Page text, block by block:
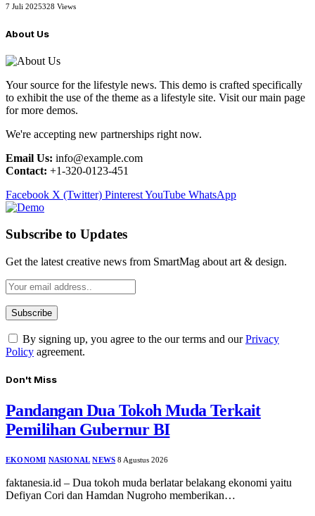
7 Juli 2025328 Views
About Us
Your source for the lifestyle news. This demo is crafted specifically
to exhibit the use of the theme as a lifestyle site. Visit our main page
for more demos.
We're accepting new partnerships right now.
Email Us: info@example.com
Contact: +1-320-0123-451
Facebook X (Twitter) PinterestYouTube WhatsApp
Subscribe to Updates
Get the latest creative news from SmartMag about art & design.
By signing up, you agree to the our terms and ourPrivacy
Policy agreement.
Don't Miss
Pandangan Dua Tokoh Muda Terkait
Pemilihan Gubernur BI
EKONOMI NASIONAL NEWS 8 Agustus 2026
faktanesia.id – Dua tokoh muda berlatar belakang ekonomi yaitu
Defiyan Cori dan Hamdan Nugroho memberikan…